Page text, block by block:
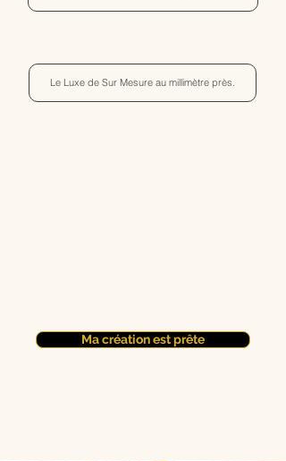
Le Luxe de Sur Mesure au millimètre près.
Ma création est prête